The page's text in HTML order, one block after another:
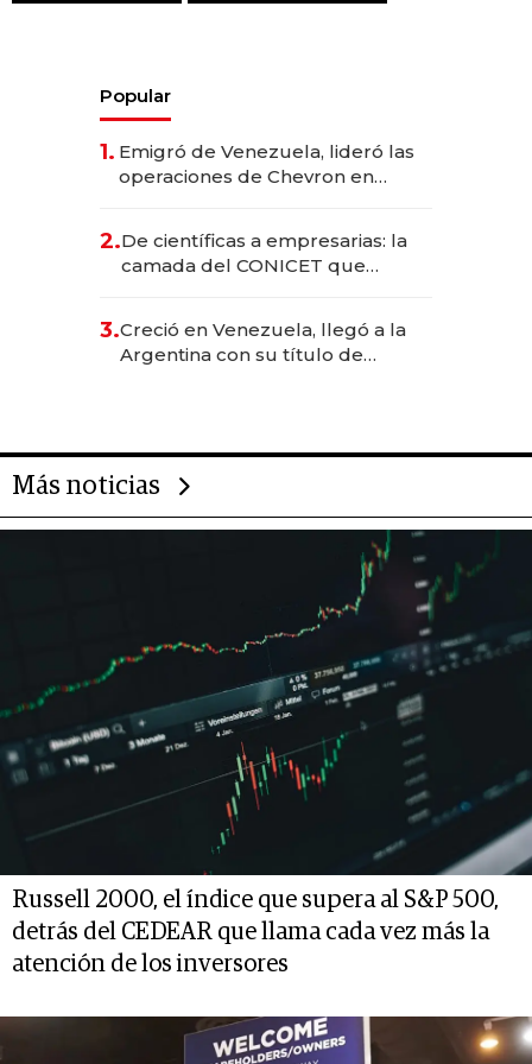
Popular
1. Emigró de Venezuela, lideró las
operaciones de Chevron en
2.De científicas a empresarias: la
camada del CONICET que
3.Creció en Venezuela, llegó a la
Argentina con su título de
Más noticias
Russell 2000, el índice que supera al S&P 500,
detrás del CEDEAR que llama cada vez más la
atención de los inversores